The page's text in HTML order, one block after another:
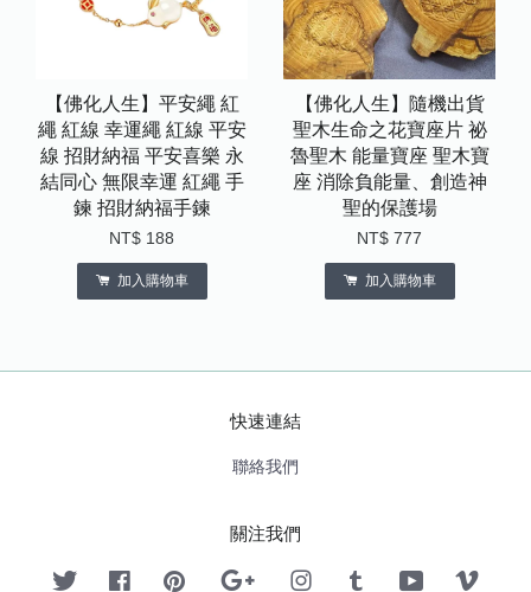
【佛化人生】平安繩 紅
繩 紅線 幸運繩 紅線 平安
線 招財納福 平安喜樂 永
結同心 無限幸運 紅繩 手
鍊 招財納福手鍊
NT$ 188
加入購物車
【佛化人生】隨機出貨
聖木生命之花寶座片 祕
魯聖木 能量寶座 聖木寶
座 消除負能量、創造神
聖的保護場
NT$ 777
加入購物車
快速連結
聯絡我們
關注我們
Twitter FacebookPinterest Google InstagramTumblr YouTube